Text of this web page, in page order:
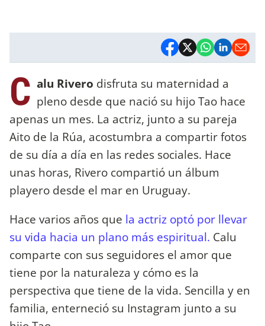
C alu Rivero disfruta su maternidad a
pleno desde que nació su hijo Tao hace
apenas un mes. La actriz, junto a su pareja
Aito de la Rúa, acostumbra a compartir fotos
de su día a día en las redes sociales. Hace
unas horas, Rivero compartió un álbum
playero desde el mar en Uruguay.
Hace varios años que la actriz optó por llevar
su vida hacia un plano más espiritual. Calu
comparte con sus seguidores el amor que
tiene por la naturaleza y cómo es la
perspectiva que tiene de la vida. Sencilla y en
familia, enterneció su Instagram junto a su